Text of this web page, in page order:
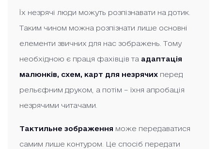
Їх незрячі люди можуть розпізнавати на дотик.
Таким чином можна розпізнати лише основні
елементи звичних для нас зображень. Тому
необхідною є праця фахівців та адаптація
малюнків, схем, карт для незрячих перед
рельєфним друком, а потім – їхня апробація
незрячими читачами.
Тактильне зображення може передаватися
самим лише контуром. Це спосіб передати